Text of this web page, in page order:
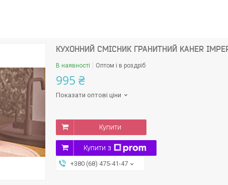
КУХОННИЙ СМІСНИК ГРАНИТНИЙ KAHER
В наявності Оптом і в роздріб
995 ₴
Показати оптові ціни
Купити
Купити з
+380 (68) 475-41-47